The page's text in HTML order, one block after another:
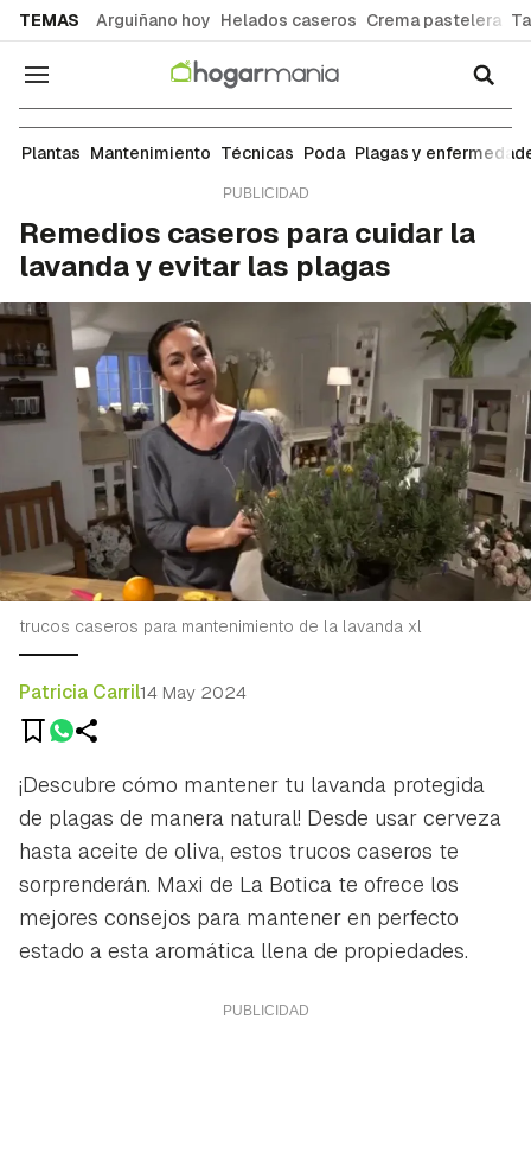
TEMAS Arguiñano hoy Helados caseros Crema pastelera
Navegación
Mantenimiento
Plantas Mantenimiento Técnicas Poda Plagas y
Remedios caseros para cuidar la
lavanda y evitar las plagas
trucos caseros para mantenimiento de la lavanda xl
Patricia Carril14 May 2024
¡Descubre cómo mantener tu lavanda protegida
de plagas de manera natural! Desde usar cerveza
hasta aceite de oliva, estos trucos caseros te
sorprenderán. Maxi de La Botica te ofrece los
mejores consejos para mantener en perfecto
estado a esta aromática llena de propiedades.